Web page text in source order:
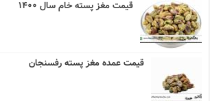
قیمت مغز پسته خام سال ۱۴۰۰
قیمت عمده مغز پسته رفسنجان